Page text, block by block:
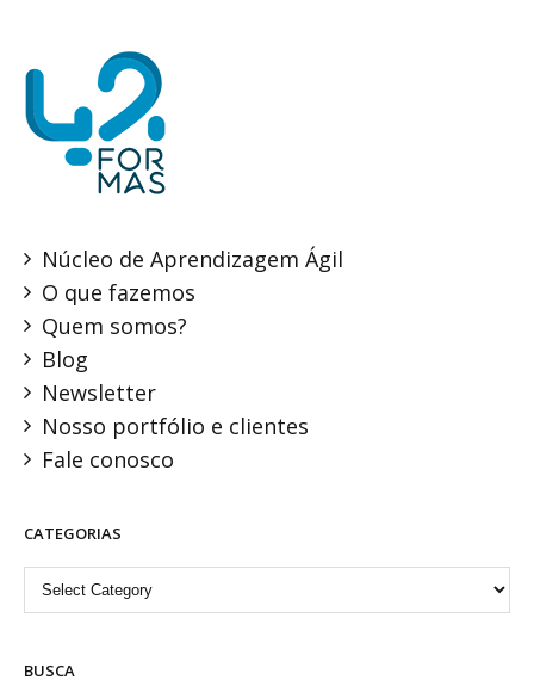
Núcleo de Aprendizagem Ágil
O que fazemos
Quem somos?
Blog
Newsletter
Nosso portfólio e clientes
Fale conosco
CATEGORIAS
Categorias
BUSCA